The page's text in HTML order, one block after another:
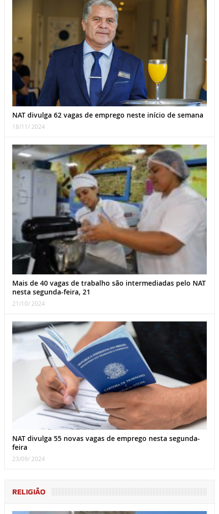
NAT divulga 62 vagas de emprego neste início de semana
18/11/ 2024
Mais de 40 vagas de trabalho são intermediadas pelo NAT
nesta segunda-feira, 21
21/10/ 2024
NAT divulga 55 novas vagas de emprego nesta segunda-
feira
23/09/ 2024
RELIGIÃO